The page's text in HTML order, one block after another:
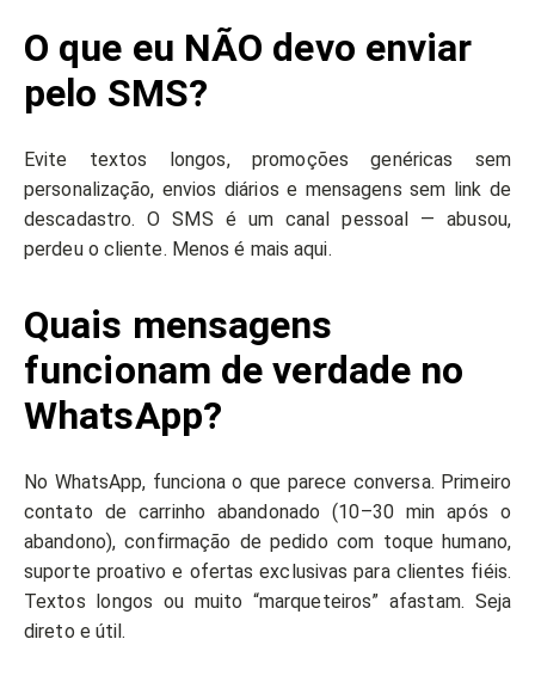
O que eu NÃO devo enviar
pelo SMS?
Evite textos longos, promoções genéricas sem
personalização, envios diários e mensagens sem link de
descadastro. O SMS é um canal pessoal — abusou,
perdeu o cliente. Menos é mais aqui.
Quais mensagens
funcionam de verdade no
WhatsApp?
No WhatsApp, funciona o que parece conversa. Primeiro
contato de carrinho abandonado (10–30 min após o
abandono), confirmação de pedido com toque humano,
suporte proativo e ofertas exclusivas para clientes fiéis.
Textos longos ou muito “marqueteiros” afastam. Seja
direto e útil.